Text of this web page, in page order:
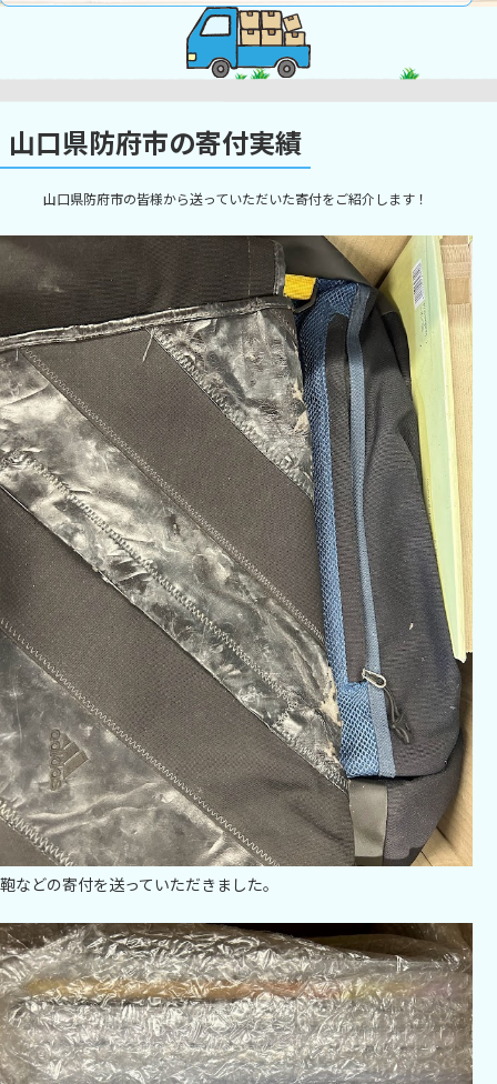
山口県防府市の寄付実績
山口県防府市の皆様から送っていただいた寄付をご紹介します！
鞄などの寄付を送っていただきました。